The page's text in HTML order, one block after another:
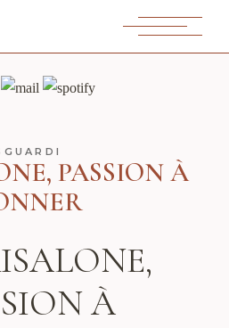
PASSION À
À